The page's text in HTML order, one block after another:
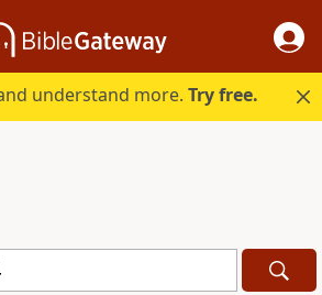
understand more.Try free.